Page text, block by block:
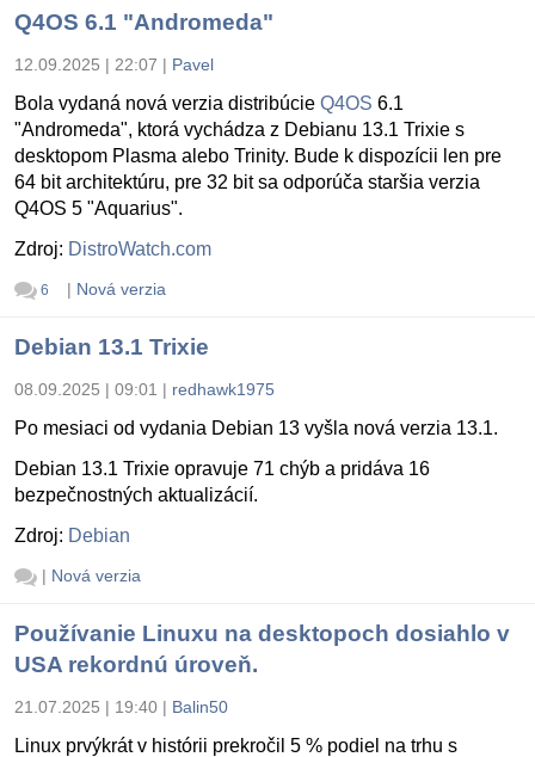
Q4OS 6.1 "Andromeda"
12.09.2025 | 22:07 | Pavel
Bola vydaná nová verzia distribúcie Q4OS 6.1
"Andromeda", ktorá vychádza z Debianu 13.1 Trixie s
desktopom Plasma alebo Trinity. Bude k dispozícii len pre
64 bit architektúru, pre 32 bit sa odporúča staršia verzia
Q4OS 5 "Aquarius".
Zdroj: DistroWatch.com
6 | Nová verzia
Debian 13.1 Trixie
08.09.2025 | 09:01 | redhawk1975
Po mesiaci od vydania Debian 13 vyšla nová verzia 13.1.
Debian 13.1 Trixie opravuje 71 chýb a pridáva 16
bezpečnostných aktualizácií.
Zdroj: Debian
| Nová verzia
Používanie Linuxu na desktopoch dosiahlo v
USA rekordnú úroveň.
21.07.2025 | 19:40 | Balin50
Linux prvýkrát v histórii prekročil 5 % podiel na trhu s